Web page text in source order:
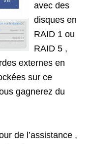
avec des
disques en
RAID 1 ou
RAID 5 ,
externes en
sur ce
gagnerez du
de l’assistance ,